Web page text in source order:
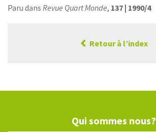
Paru dans Revue Quart Monde, 137 | 1990/4
Retour à l’index
Qui sommes nous?